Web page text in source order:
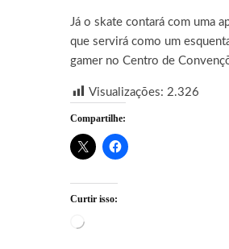
Já o skate contará com uma
que servirá como um
gamer no Centro de
Visualizações: 2.326
Compartilhe:
Curtir isso:
Carregando...